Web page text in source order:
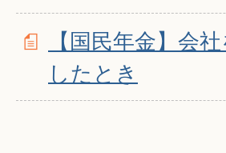
【国民年金】会
したとき